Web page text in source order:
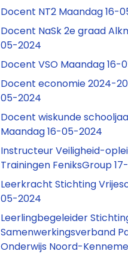
Docent NT2 Maandag 16-
Docent NaSk 2e graad
05-2024
Docent VSO Maandag 16-
Docent economie 2024-
05-2024
Docent wiskunde
Maandag 16-05-2024
Instructeur Veiligheid-
Trainingen FeniksGroup
Leerkracht Stichting
05-2024
Leerlingbegeleider
Samenwerkingsverband
Onderwijs Noord-